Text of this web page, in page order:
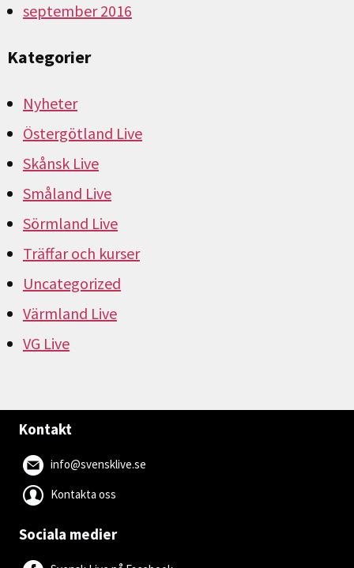
september 2016
Kategorier
Nyheter
Östergötland Live
Skånsk Live
Småland Live
Sörmland Live
Träffar och kurser
Uncategorized
Värmland Live
VG Live
Kontakt
info@svensklive.se
Kontakta oss
Sociala medier